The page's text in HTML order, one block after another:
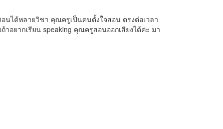
ได้หลายวิชา คุณครูเป็นคนตั้งใจสอน ตรงต่อเวลา
อยากเรียน speaking คุณครูสอนออกเสียงได้ค่ะ มา